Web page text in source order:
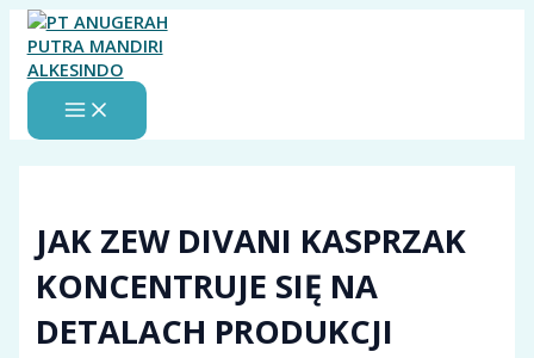
Skip
content
MENU
JAK ZEW DIVANI KASPRZAK
KONCENTRUJE SIĘ NA
DETALACH PRODUKCJI